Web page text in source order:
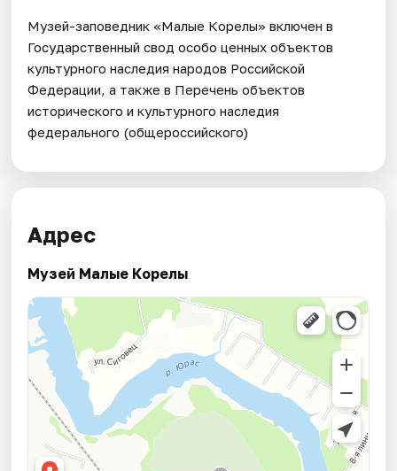
Музей-заповедник «Малые Корелы» включен в
Государственный свод особо ценных объектов
культурного наследия народов Российской
Федерации, а также в Перечень объектов
исторического и культурного наследия
федерального (общероссийского)
Адрес
Музей Малые Корелы